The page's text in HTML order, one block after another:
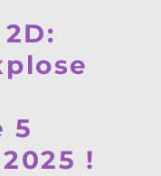
5
!